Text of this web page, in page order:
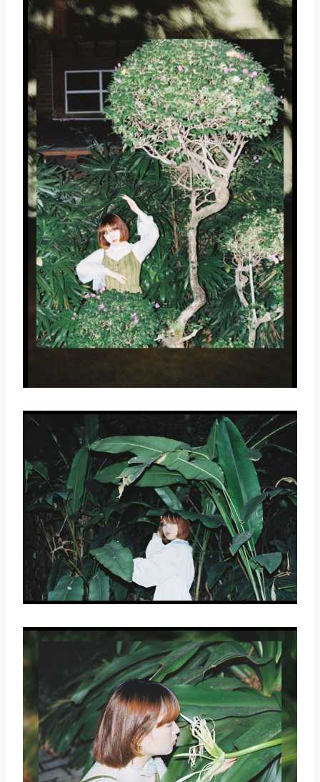
取消 搜索